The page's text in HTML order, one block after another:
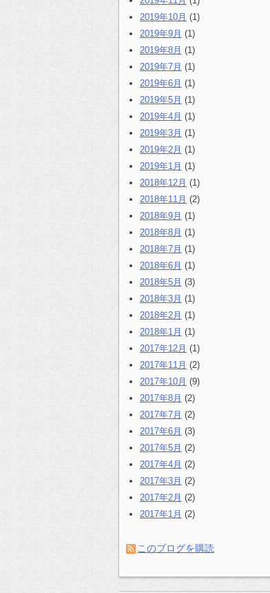
2019年10月 (1)
2019年9月 (1)
2019年8月 (1)
2019年7月 (1)
2019年6月 (1)
2019年5月 (1)
2019年4月 (1)
2019年3月 (1)
2019年2月 (1)
2019年1月 (1)
2018年12月 (1)
2018年11月 (2)
2018年9月 (1)
2018年8月 (1)
2018年7月 (1)
2018年6月 (1)
2018年5月 (3)
2018年3月 (1)
2018年2月 (1)
2018年1月 (1)
2017年12月 (1)
2017年11月 (2)
2017年10月 (9)
2017年8月 (2)
2017年7月 (2)
2017年6月 (3)
2017年5月 (2)
2017年4月 (2)
2017年3月 (2)
2017年2月 (2)
2017年1月 (2)
このブログを購読